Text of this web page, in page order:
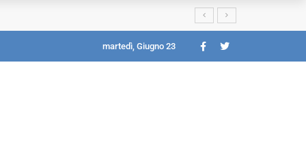
martedì, Giugno 23